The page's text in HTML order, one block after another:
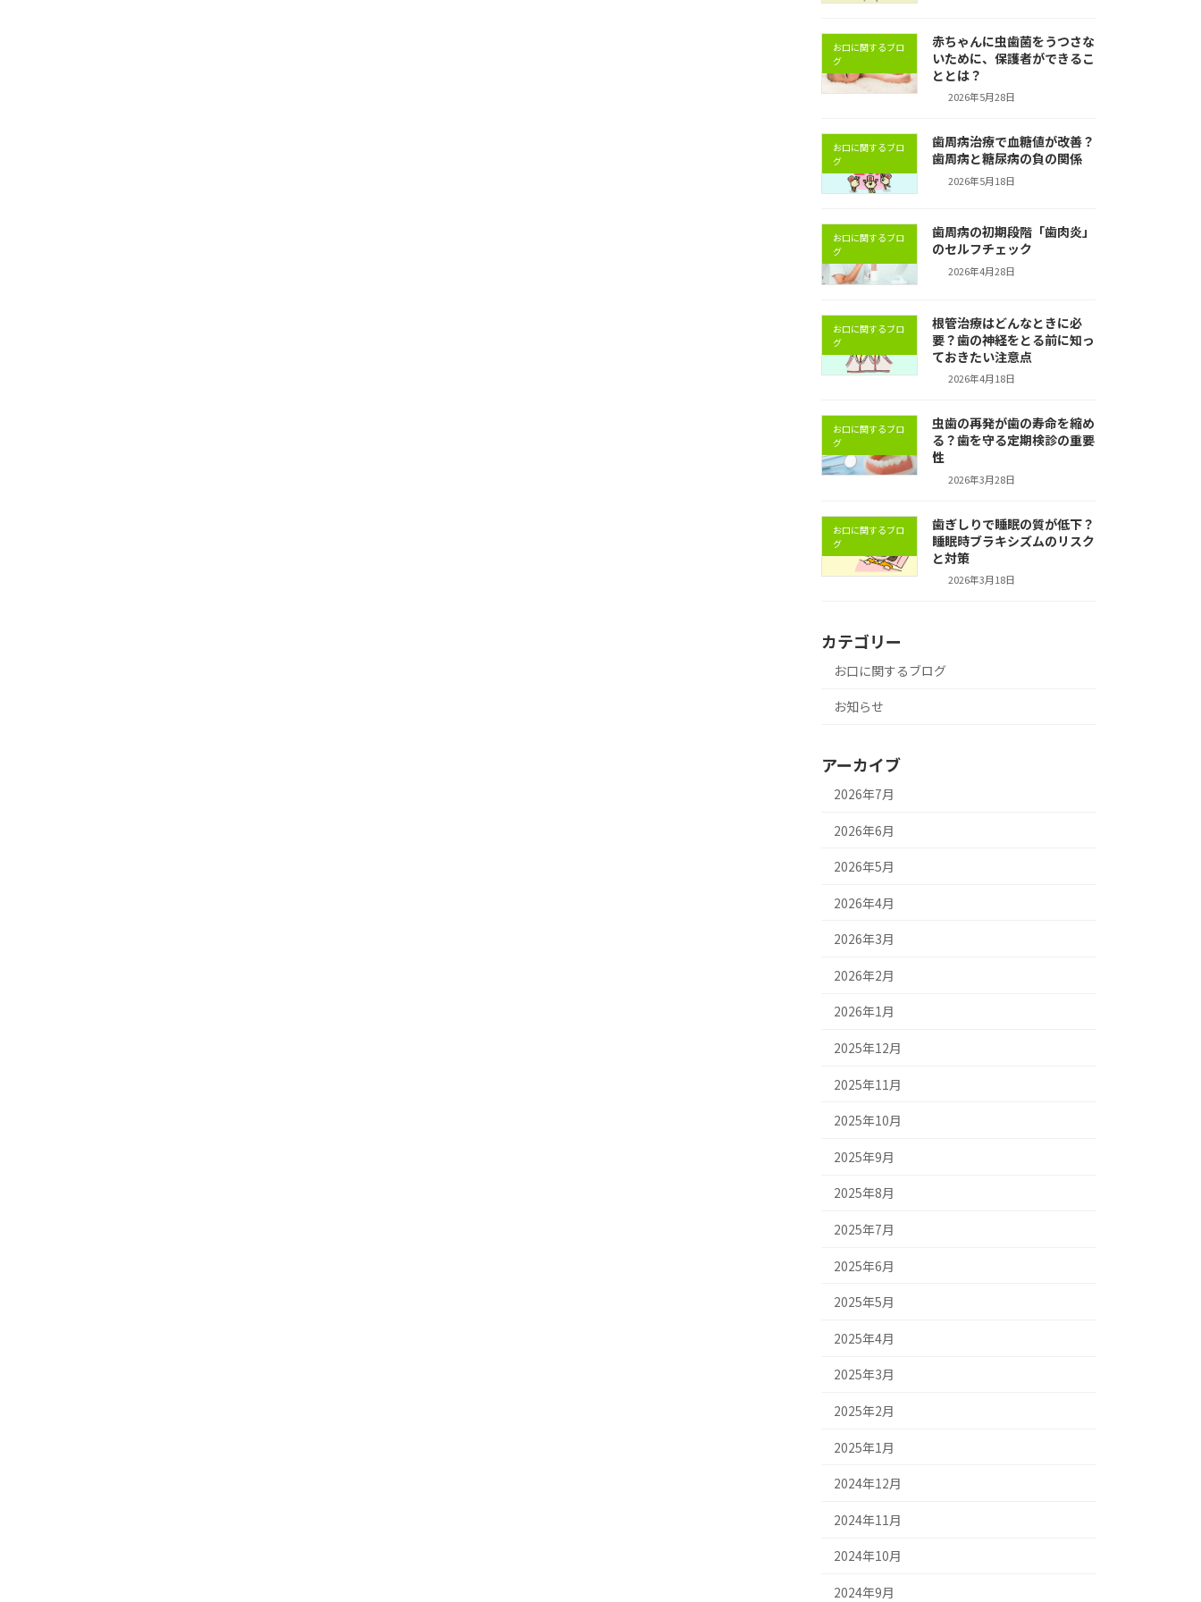
お口に関するブロ
グ
赤ちゃんに虫歯菌をうつさな
いために、保護者ができるこ
ととは？
2026年5月28日
お口に関するブロ
グ
歯周病治療で血糖値が改善？
歯周病と糖尿病の負の関係
2026年5月18日
お口に関するブロ
グ
歯周病の初期段階「歯肉炎」
のセルフチェック
2026年4月28日
お口に関するブロ
グ
根管治療はどんなときに必
要？歯の神経をとる前に知っ
ておきたい注意点
2026年4月18日
お口に関するブロ
グ
虫歯の再発が歯の寿命を縮め
る？歯を守る定期検診の重要
性
2026年3月28日
お口に関するブロ
グ
歯ぎしりで睡眠の質が低下？
睡眠時ブラキシズムのリスク
と対策
2026年3月18日
カテゴリー
お口に関するブログ
お知らせ
アーカイブ
2026年7月
2026年6月
2026年5月
2026年4月
2026年3月
2026年2月
2026年1月
2025年12月
2025年11月
2025年10月
2025年9月
2025年8月
2025年7月
2025年6月
2025年5月
2025年4月
2025年3月
2025年2月
2025年1月
2024年12月
2024年11月
2024年10月
2024年9月